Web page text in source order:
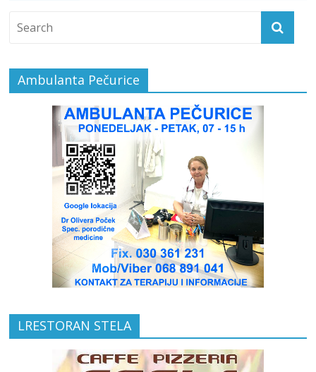
Ambulanta Pečurice
LRESTORAN STELA